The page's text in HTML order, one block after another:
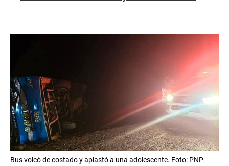
Bus volcó de costado y aplastó a una adolescente. Foto: PNP.